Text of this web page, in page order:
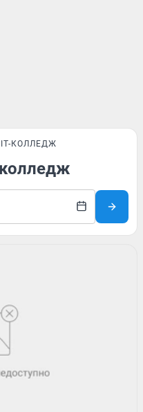
IT-КОЛЛЕДЖ